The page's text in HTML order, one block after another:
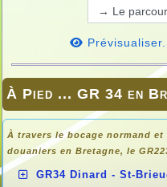
À Pied ... GR 34 en
À travers le bocage normand
douaniers en Bretagne, le
GR34 Dinard - St-